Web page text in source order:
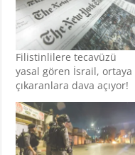
Filistinlilere tecavüzü
yasal gören İsrail, ortaya
çıkaranlara dava açıyor!